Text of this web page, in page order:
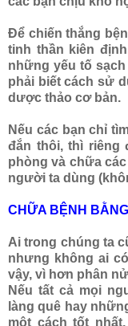
Để chiến thắng
tinh thần kiên
những yếu tố
phải biết cách sử
dược thảo cơ bản.
Nếu các bạn chỉ
đắn thôi, thì riêng
phòng và chữa
người ta dùng
CHỮA BỆNH
Ai trong chúng ta
nhưng không ai
vậy, vì hơn phân
Nếu tất cả mọi
làng quê hay
một cách tốt